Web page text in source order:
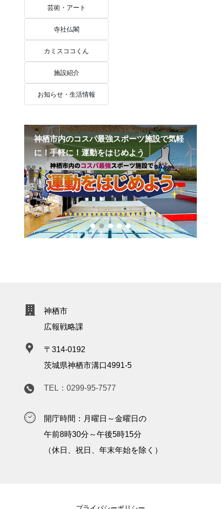
芸術・アート
寺社仏閣
カミスココくん
施設紹介
お知らせ・生活情報
神栖市内のコスパ最強スポーツ施設で気軽
に！手軽に！運動をはじめよう
神栖市
広報戦略課
〒314-0192
茨城県神栖市溝口4991-5
TEL：0299-95-7577
開庁時間：月曜日～金曜日の
午前8時30分～午後5時15分
（休日、祝日、年末年始を除く）